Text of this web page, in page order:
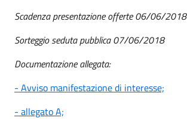
Scadenza presentazione offerte 06/06/2018
Sorteggio seduta pubblica 07/06/2018
Documentazione allegata:
- Avviso manifestazione di interesse;
- allegato A;